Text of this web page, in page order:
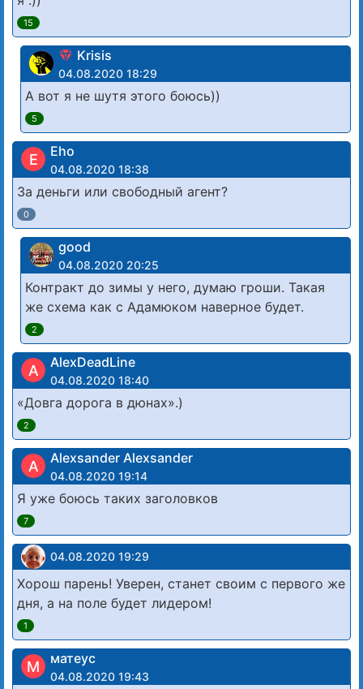
15
Krisis
04.08.2020 18:29
А вот я не шутя этого боюсь))
5
E Eho
04.08.2020 18:38
За деньги или свободный агент?
0
good
04.08.2020 20:25
Контракт до зимы у него, думаю гроши. Такая
же схема как с Адамюком наверное будет.
2
A AlexDeadLine
04.08.2020 18:40
«Довга дорога в дюнах».)
2
A Alexsander Alexsander
04.08.2020 19:14
Я уже боюсь таких заголовков
7
04.08.2020 19:29
Хорош парень! Уверен, станет своим с первого же
дня, а на поле будет лидером!
1
М матеус
04.08.2020 19:43